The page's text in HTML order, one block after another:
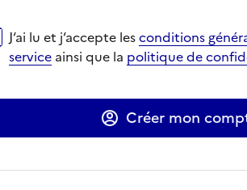
lu et j‘accepte lesconditions générales
dans un nouvel onglet
dans un nouvel onglet
J‘ai lu et j‘accepte lesconditions
service ainsi que la politique de
Créer mon